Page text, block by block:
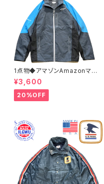
1点物◆アマゾンAmazonマウ
ンテンパーカー中古ナイロンジ
ャケット古着メンズXLレディース
OKアメカジ90sストリートUS
灰色アウター水色362468
¥3,600
20%OFF